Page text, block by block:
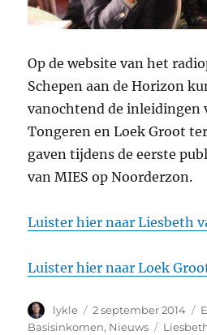
Op de website van het
Schepen aan de Horizon
vanochtend de inleidingen
Tongeren en Loek Groot
gaven tijdens de eerste
van MIES op Noorderzon.
Luister hier naar Liesbeth
Luister hier naar Loek
Auteur
lykle
Geplaatst
op
2 september 2014
Basisinkomen, Nieuws Tags